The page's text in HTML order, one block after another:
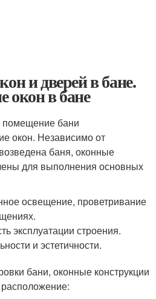
и дверей в бане.
окон в бане
бани
окон. Независимо от
баня, оконные
для выполнения основных
освещение, проветривание
эксплуатации строения.
и эстетичности.
бани, оконные конструкции